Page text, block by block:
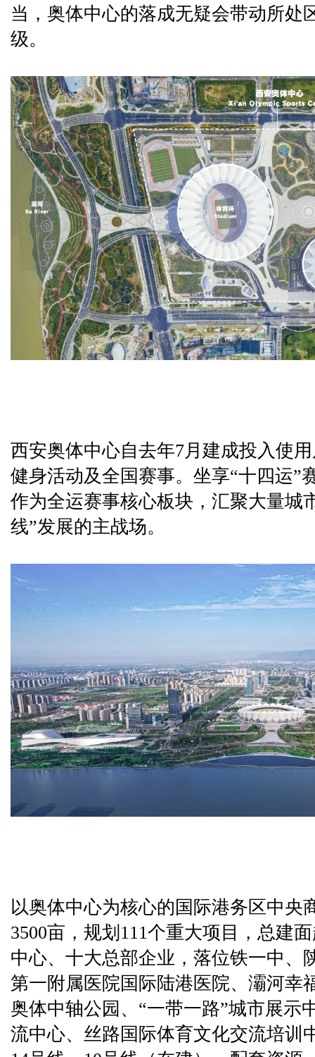
当，奥体中心的落成无疑会带动所处
级。
西安奥体中心自去年7月建成投入使
健身活动及全国赛事。坐享“十四运”
作为全运赛事核心板块，汇聚大量城
线”发展的主战场。
以奥体中心为核心的国际港务区中央
3500亩，规划111个重大项目，总建
中心、十大总部企业，落位铁一中、
第一附属医院国际陆港医院、灞河幸
奥体中轴公园、“一带一路”城市展示
流中心、丝路国际体育文化交流培训